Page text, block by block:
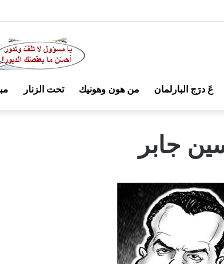
عَ درَج البارلمان من هون وهونيك تحت الزنار
جابر